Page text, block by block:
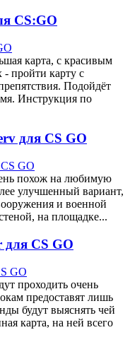
CS:GO
карта, с красивым
- пройти карту с
Подойдёт
Инструкция по
для CS GO
похож на любимую
улучшенный вариант,
и военной
на площадке...
для CS GO
проходить очень
предоставят лишь
будут выяснять чей
карта, на ней всего